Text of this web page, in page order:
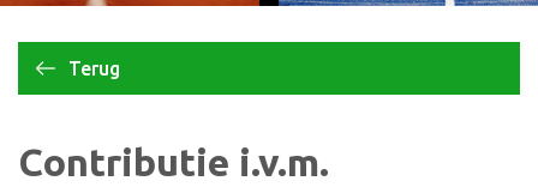
Terug
Contributie i.v.m.